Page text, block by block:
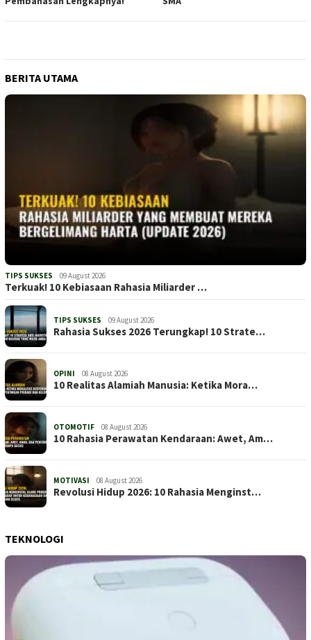
BERITA UTAMA
TIPS SUKSES 09 August 2026
Terkuak! 10 Kebiasaan Rahasia Miliarder …
TIPS SUKSES 09 August 2026
Rahasia Sukses 2026 Terungkap! 10 Strate…
OPINI 08 August 2026
10 Realitas Alamiah Manusia: Ketika Mora…
OTOMOTIF 08 August 2026
10 Rahasia Perawatan Kendaraan: Awet, Am…
MOTIVASI 08 August 2026
Revolusi Hidup 2026: 10 Rahasia Menginst…
TEKNOLOGI